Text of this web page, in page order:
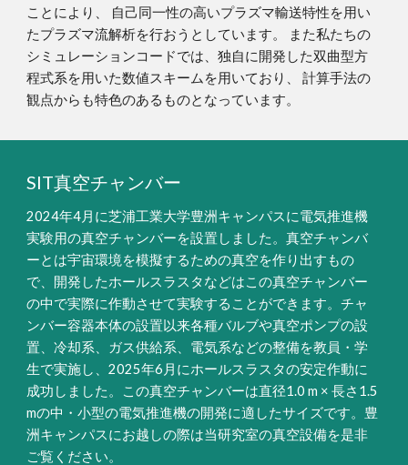
ことにより、 自己同一性の高いプラズマ輸送特性を用い
たプラズマ流解析を行おうとしています。 また私たちの
シミュレーションコードでは、独自に開発した双曲型方
程式系を用いた数値スキームを用いており、 計算手法の
観点からも特色のあるものとなっています。
SIT真空チャンバー
2024年4月に芝浦工業大学豊洲キャンパスに電気推進機
実験用の真空チャンバーを設置しました。真空チャンバ
ーとは宇宙環境を模擬するための真空を作り出すもの
で、開発したホールスラスタなどはこの真空チャンバー
の中で実際に作動させて実験することができます。チャ
ンバー容器本体の設置以来各種バルブや真空ポンプの設
置、冷却系、ガス供給系、電気系などの整備を教員・学
生で実施し、2025年6月にホールスラスタの安定作動に
成功しました。この真空チャンバーは直径1.0 m × 長さ1.5
mの中・小型の電気推進機の開発に適したサイズです。豊
洲キャンパスにお越しの際は当研究室の真空設備を是非
ご覧ください。